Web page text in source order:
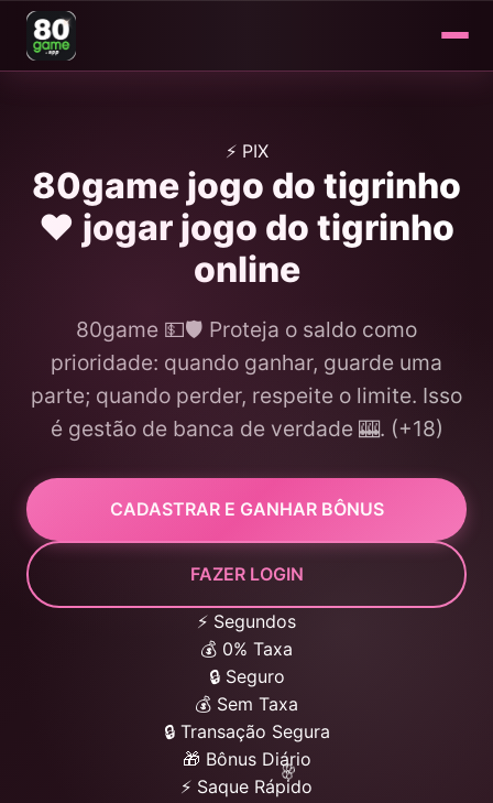
⚡ PIX
80game jogo do tigrinho
❤️ jogar jogo do tigrinho
online
80game 💵🛡️ Proteja o saldo como
prioridade: quando ganhar, guarde uma
parte; quando perder, respeite o limite. Isso
é gestão de banca de verdade 🎰. (+18)
CADASTRAR E GANHAR BÔNUS
FAZER LOGIN
⚡ Segundos
💰 0% Taxa
🔒 Seguro
💰 Sem Taxa
🔒 Transação Segura
🎁 Bônus Diário
⚡ Saque Rápido